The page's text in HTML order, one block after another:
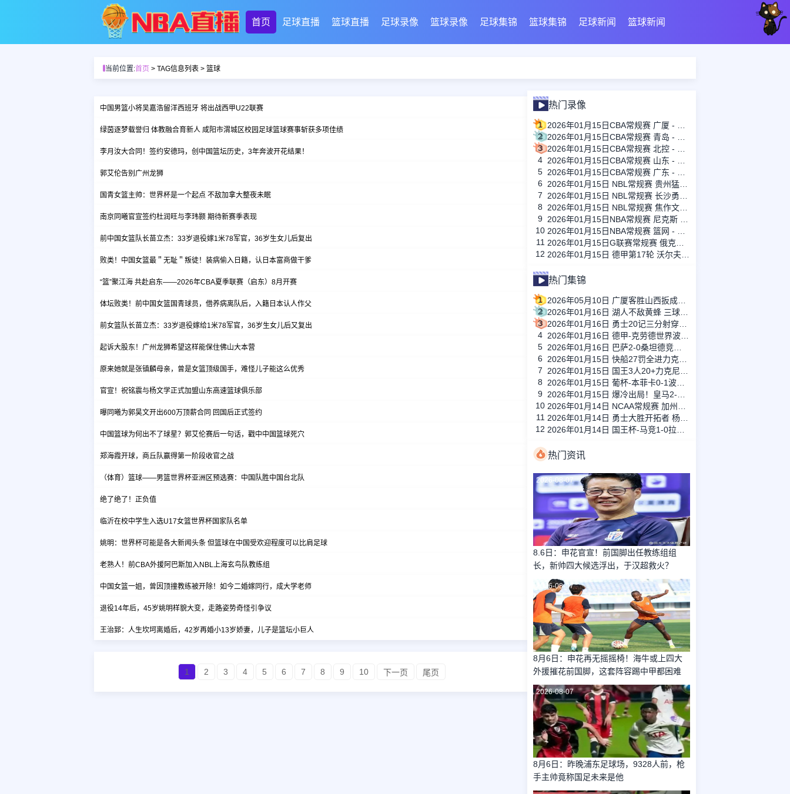
首页 足球直播 篮球直播 足球录像 篮球录像 足球集锦 篮球集锦 足球新闻 篮球新闻
当前位置:首页 > TAG信息列表 > 篮球
中国男篮小将吴嘉浩留洋西班牙 将出战西甲U22联赛
绿茵逐梦载誉归 体教融合育新人 咸阳市渭城区校园足球篮球赛事斩获多项佳绩
李月汝大合同！签约安德玛，创中国篮坛历史，3年奔波开花结果！
郭艾伦告别广州龙狮
国青女篮主帅：世界杯是一个起点 不敌加拿大整夜未眠
南京同曦官宣签约杜润旺与李玮颢 期待新赛季表现
前中国女篮队长苗立杰：33岁退役嫁1米78军官，36岁生女儿后复出
败类！中国女篮最＂无耻＂叛徒！装病偷入日籍，认日本富商做干爹
“篮”聚江海 共赴启东——2026年CBA夏季联赛（启东）8月开赛
体坛败类！前中国女篮国青球员，借养病离队后，入籍日本认人作父
前女篮队长苗立杰：33岁退役嫁给1米78军官，36岁生女儿后又复出
起诉大股东！广州龙狮希望这样能保住佛山大本营
原来她就是张镇麟母亲，曾是女篮顶级国手，难怪儿子能这么优秀
官宣！祝铭震与杨文学正式加盟山东高速篮球俱乐部
曝同曦为郭昊文开出600万顶薪合同 回国后正式签约
中国篮球为何出不了球星？郭艾伦赛后一句话，戳中中国篮球死穴
郑海霞开球，商丘队赢得第一阶段收官之战
（体育）篮球——男篮世界杯亚洲区预选赛：中国队胜中国台北队
绝了绝了！正负值
临沂在校中学生入选U17女篮世界杯国家队名单
姚明：世界杯可能是各大新闻头条 但篮球在中国受欢迎程度可以比肩足球
老熟人！前CBA外援阿巴斯加入NBL上海玄鸟队教练组
中国女篮一姐，曾因顶撞教练被开除！如今二婚嫁同行，成大学老师
退役14年后，45岁姚明样貌大变，走路姿势奇怪引争议
王治郅：人生坎坷离婚后，42岁再婚小13岁娇妻，儿子是篮坛小巨人
1 2 3 4 5 6 7 8 9 10 下一页 尾页
热门录像
1
2
3
4
5
6
7
8
9
10
11
12
热门集锦
1
2
3
4
5
6
7
8
9
10
11
12
热门资讯
2026-08-07
8.6日：申花官宣！前国脚出任教练组组
长，新帅四大候选浮出，于汉超救火？
2026-08-07
8月6日：申花再无摇摇椅！海牛或上四大
外援摧花前国脚，这套阵容踢中甲都困难
2026-08-07
8月6日：昨晚浦东足球场，9328人前，枪
手主帅竟称国足未来是他